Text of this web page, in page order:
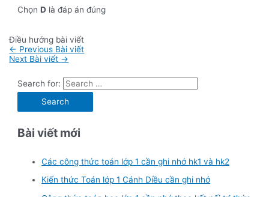
ChọnD là đáp án đúng
Điều hướng bài viết
← Previous Bài viết
Next Bài viết →
Search for:
Bài viết mới
Các công thức toán lớp 1 cần ghi nhớ hk1 và hk2
Kiến thức Toán lớp 1 Cánh Diều cần ghi nhớ